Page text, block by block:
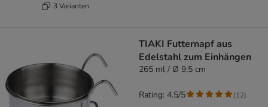
3 Varianten
TIAKI Futternapf aus
Edelstahl zum Einhängen
265 ml / Ø 9,5 cm
Rating: 4.5/5 (12)